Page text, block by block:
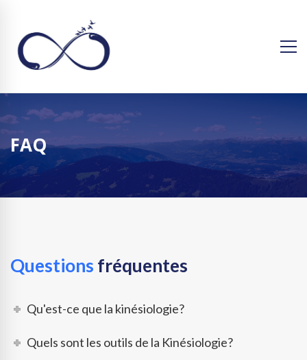
FAQ
Questions fréquentes
Qu'est-ce que la kinésiologie?
Quels sont les outils de la Kinésiologie?